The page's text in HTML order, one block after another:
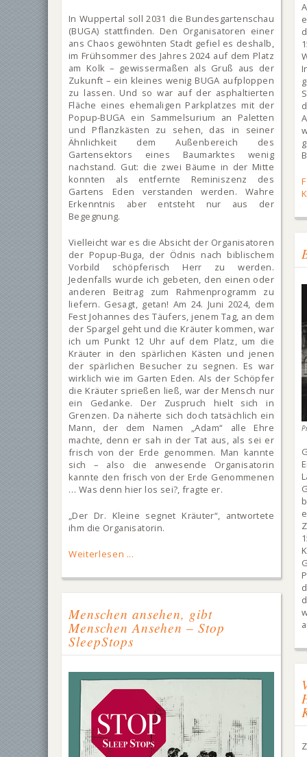
In Wuppertal soll 2031 die Bundesgartenschau
(BUGA) stattfinden. Den Organisatoren einer
ans Chaos gewöhnten Stadt gefiel es deshalb,
im Frühsommer des Jahres 2024 auf dem Platz
am Kolk – gewissermaßen als Gruß aus der
Zukunft – ein kleines wenig BUGA aufploppen
zu lassen. Und so war auf der asphaltierten
Fläche eines ehemaligen Parkplatzes mit der
Popup-BUGA ein Sammelsurium an Paletten
und Pflanzkästen zu sehen, das in seiner
Ähnlichkeit dem Außenbereich des
Gartensektors eines Baumarktes wenig
nachstand. Gut: die zwei Bäume in der Mitte
konnten als entfernte Reminiszenz des
Gartens Eden verstanden werden. Wahre
Erkenntnis aber entsteht nur aus der
Begegnung.
Vielleicht war es die Absicht der Organisatoren
der Popup-Buga, der Ödnis nach biblischem
Vorbild schöpferisch Herr zu werden.
Jedenfalls wurde ich gebeten, den einen oder
anderen Beitrag zum Rahmenprogramm zu
liefern. Gesagt, getan! Am 24. Juni 2024, dem
Fest Johannes des Täufers, jenem Tag, an dem
der Spargel geht und die Kräuter kommen, war
ich um Punkt 12 Uhr auf dem Platz, um die
Kräuter in den spärlichen Kästen und jenen
der spärlichen Besucher zu segnen. Es war
wirklich wie im Garten Eden. Als der Schöpfer
die Kräuter sprießen ließ, war der Mensch nur
ein Gedanke. Der Zuspruch hielt sich in
Grenzen. Da näherte sich doch tatsächlich ein
Mann, der dem Namen „Adam“ alle Ehre
machte, denn er sah in der Tat aus, als sei er
frisch von der Erde genommen. Man kannte
sich – also die anwesende Organisatorin
kannte den frisch von der Erde Genommenen
… Was denn hier los sei?, fragte er.
„Der Dr. Kleine segnet Kräuter“, antwortete
ihm die Organisatorin.
Weiterlesen ...
Menschen ansehen, gibt
Menschen Ansehen – Stop
SleepStops